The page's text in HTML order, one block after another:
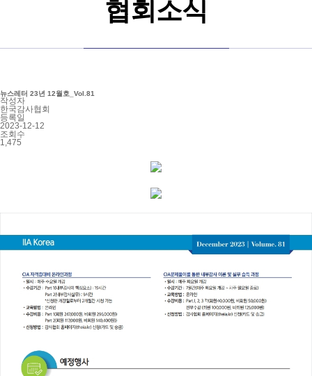
협회소식
뉴스레터 23년 12월호_Vol.81
작성자
한국감사협회
등록일
2023-12-12
조회수
1,475